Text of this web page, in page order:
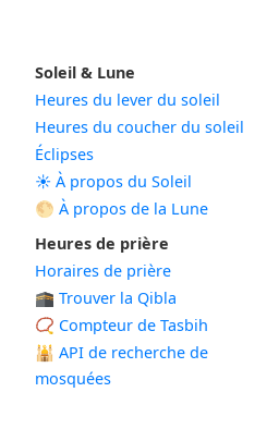
Soleil & Lune
Heures du lever du soleil
Heures du coucher du soleil
Éclipses
☀️ À propos du Soleil
🌕 À propos de la Lune
Heures de prière
Horaires de prière
🕋 Trouver la Qibla
📿 Compteur de Tasbih
🕌 API de recherche de
mosquées